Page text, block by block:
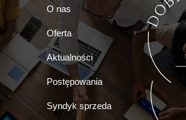
O nas
Oferta
Aktualności
Postępowania
Syndyk sprzeda